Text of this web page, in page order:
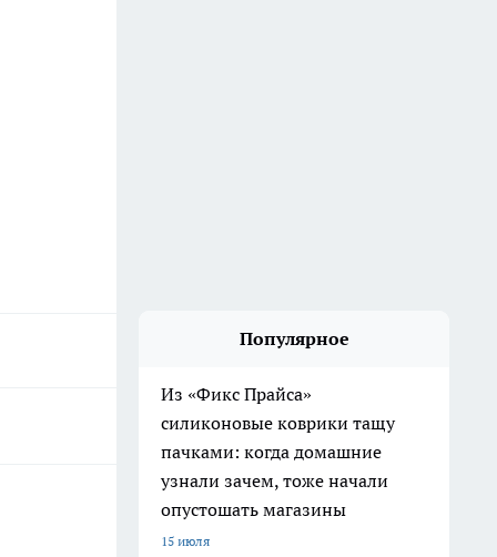
Популярное
Из «Фикс Прайса»
силиконовые коврики тащу
пачками: когда домашние
узнали зачем, тоже начали
опустошать магазины
15 июля